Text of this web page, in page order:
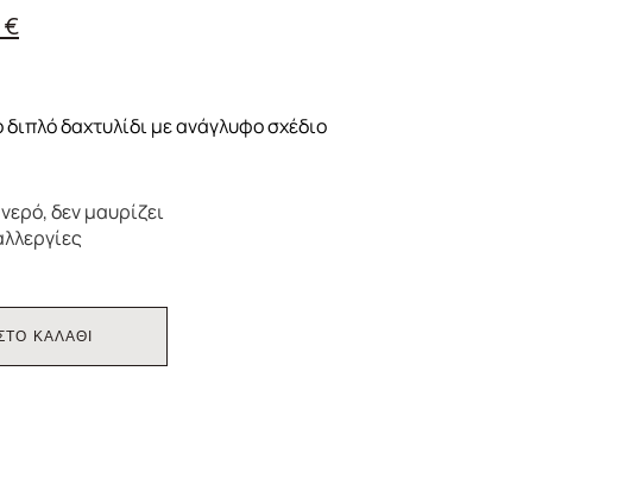
€
δαχτυλίδι με ανάγλυφο σχέδιο
δεν μαυρίζει
ΚΑΛΑΘΙ